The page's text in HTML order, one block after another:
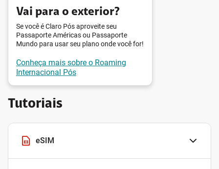
Vai para o exterior?
Se você é Claro Pós aproveite seu
Passaporte Américas ou Passaporte
Mundo para usar seu plano onde você for!
Conheça mais sobre o Roaming
Internacional Pós
Tutoriais
eSIM